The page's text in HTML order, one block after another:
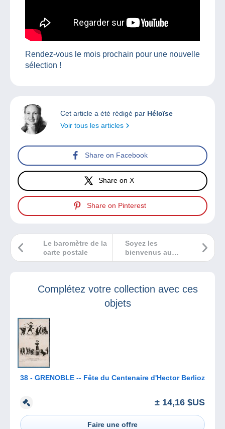
Rendez-vous le mois prochain pour une nouvelle
sélection !
Cet article a été rédigé par Héloïse
Voir tous les articles
Share on Facebook
Share on X
Share on Pinterest
Soyez les
bienvenus au
Salon Philatélique
Le baromètre de la
carte postale
Complétez votre collection avec ces
objets
38 - GRENOBLE -- Fête du Centenaire d'Hector Berlioz
± 14,16 $US
Faire une offre